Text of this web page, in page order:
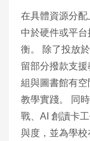
在具體資源分
中於硬件或平
衡。 除了投放
留部分撥款支
組與圖書館有
教學實踐。 同
戰、AI 創讀卡
與度，並為學